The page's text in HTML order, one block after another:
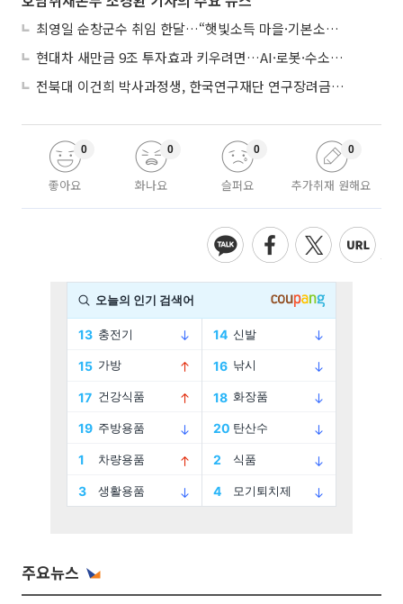
최영일 순창군수 취임 한달…“햇빛소득 마을·기본소득으로 청년 머무는 순창 만들 것"
현대차 새만금 9조 투자효과 키우려면…AI·로봇·수소 공공기관 집적화 시급
전북대 이건희 박사과정생, 한국연구재단 연구장려금 선정
좋아요
0
화나요
0
슬퍼요
0
추가취재 원해요
0
주요뉴스